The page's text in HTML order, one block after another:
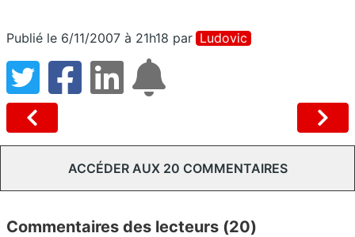
Publié le 6/11/2007 à 21h18 par Ludovic
ACCÉDER AUX 20 COMMENTAIRES
Commentaires des lecteurs (20)